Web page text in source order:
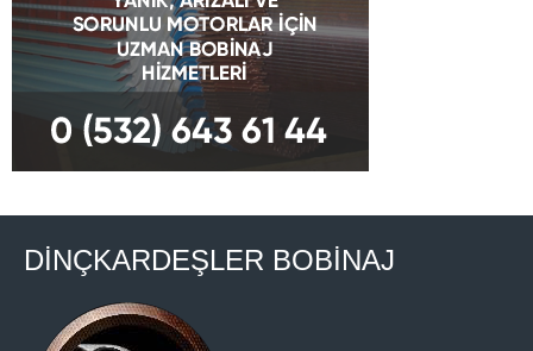
DİNÇKARDEŞLER BOBİNAJ